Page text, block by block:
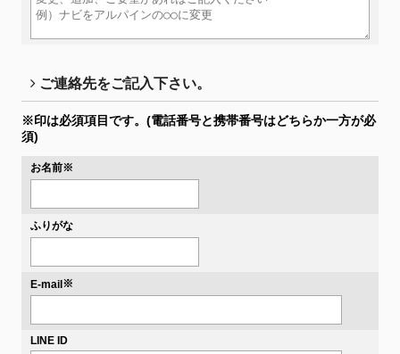
ご連絡先をご記入下さい。
※印は必須項目です。 (電話番号と携帯番号はどちらか一方が必
須)
お名前※
ふりがな
E-mail※
LINE ID